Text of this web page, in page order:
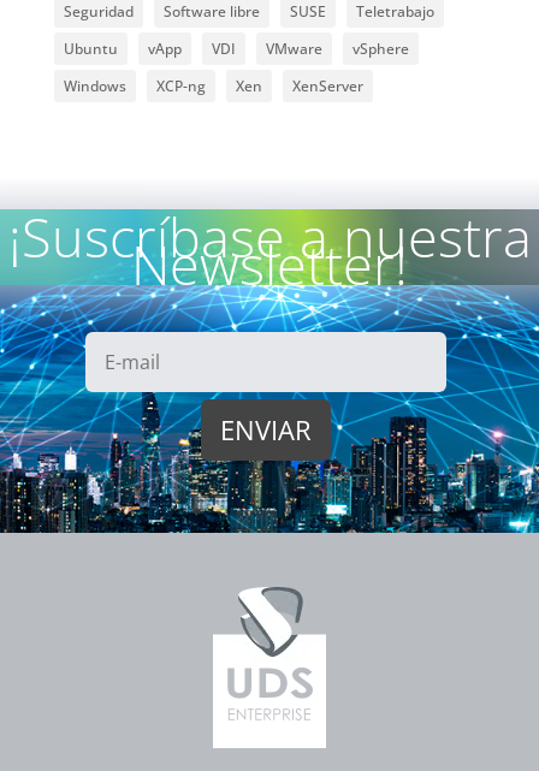
Seguridad
Software libre SUSE
Teletrabajo
Ubuntu
vApp VDI VMware
vSphere
Windows
XCP-ng Xen XenServer
¡Suscríbase a nuestra
Newsletter!